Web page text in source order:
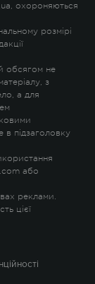
охороняються
розмірі
обсягом не
з
а для
в підзаголовку
або
реклами.
цієї